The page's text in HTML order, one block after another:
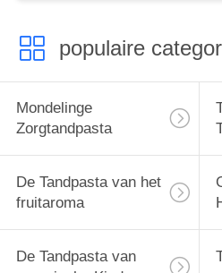
populaire
Mondelinge
Zorgtandpasta
De Tandpasta van het
fruitaroma
De Tandpasta van